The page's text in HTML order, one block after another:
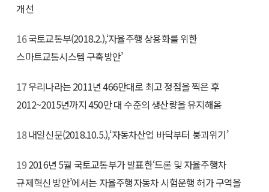
개선
16국토교통부(2018.2.),‘자율주행 상용화를 위한
스마트교통시스템 구축방안’
17우리나라는 2011년 466만대로 최고 정점을 찍은 후
2012~2015년까지 450만 대 수준의 생산량을 유지해옴
18내일신문(2018.10.5.),‘자동차산업 바닥부터 붕괴위기’
192016년 5월 국토교통부가 발표한‘드론 및 자율주행차
규제혁신 방안’에서는 자율주행자동차 시험운행 허가 구역을